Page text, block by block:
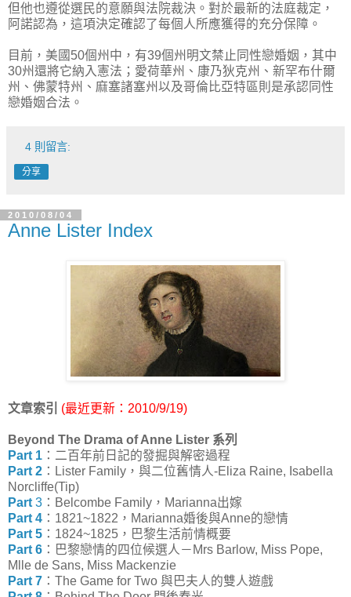
但他也遵從選民的意願與法院裁決。對於最新的法庭裁定，
阿諾認為，這項決定確認了每個人所應獲得的充分保障。
目前，美國50個州中，有39個州明文禁止同性戀婚姻，其中
30州還將它納入憲法；愛荷華州、康乃狄克州、新罕布什爾
州、佛蒙特州、麻塞諸塞州以及哥倫比亞特區則是承認同性
戀婚姻合法。
4 則留言:
分享
2010/08/04
Anne Lister Index
文章索引 (最近更新：2010/9/19)
Beyond The Drama of Anne Lister 系列
Part 1 ：二百年前日記的發掘與解密過程
Part 2 ：Lister Family，與二位舊情人-Eliza Raine, Isabella
Norcliffe(Tip)
Part 3 ：Belcombe Family，Marianna出嫁
Part 4 ：1821~1822，Marianna婚後與Anne的戀情
Part 5 ：1824~1825，巴黎生活前情概要
Part 6 ：巴黎戀情的四位候選人－Mrs Barlow, Miss Pope,
Mlle de Sans, Miss Mackenzie
Part 7 ：The Game for Two 與巴夫人的雙人遊戲